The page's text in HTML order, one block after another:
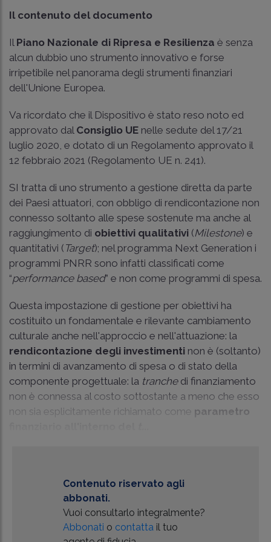
Il contenuto del documento
Il Piano Nazionale di Ripresa e Resilienza è senza
alcun dubbio uno strumento innovativo e forse
irripetibile nel panorama degli strumenti finanziari
dell'Unione Europea.
Va ricordato che il Dispositivo è stato reso noto ed
approvato dal Consiglio UE nelle sedute del 17/21
luglio 2020, e dotato di un Regolamento approvato il
12 febbraio 2021 (Regolamento UE n. 241).
SI tratta di uno strumento a gestione diretta da parte
dei Paesi attuatori, con obbligo di rendicontazione non
connesso soltanto alle spese sostenute ma anche al
raggiungimento di obiettivi qualitativi (Milestone) e
quantitativi ( Target); nel programma Next Generation i
programmi PNRR sono infatti classificati come
“performance based” e non come programmi di spesa.
Questa impostazione di gestione per obiettivi ha
costituito un fondamentale e rilevante cambiamento
culturale anche nell'approccio e nell'attuazione: la
rendicontazione degli investimenti non è (soltanto)
in termini di avanzamento di spesa o di stato della
componente progettuale: la tranchedi finanziamento
non è connessa al costo sottostante a meno che esso
non sia esplicitamente richiamato come parametro
Contenuto riservato agli
abbonati.
Vuoi consultarlo integralmente?
Abbonati o contattail tuo